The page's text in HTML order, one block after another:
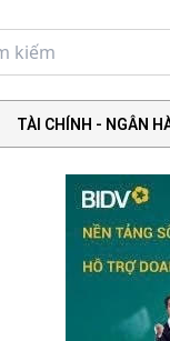
TÀI CHÍNH - NGÂN